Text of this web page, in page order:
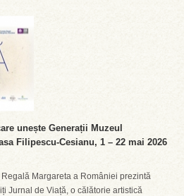
unește Generații Muzeul
Filipescu-Cesianu, 1 – 22 mai 2026
Margareta a României prezintă
Jurnal de Viață, o călătorie artistică